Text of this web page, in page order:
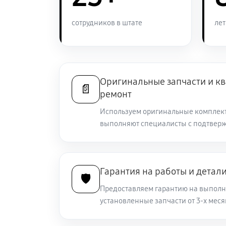
Ремонт и замена аккумулятора
Ремонт Wi-Fi модуля
сотрудников в штате
📄
Оригинальные запчасти и
ремонт
Используем оригинальные
выполняют специалисты с
🛡️
Гарантия на работы и детали
Предоставляем гарантию на
установленные запчасти от 3-х